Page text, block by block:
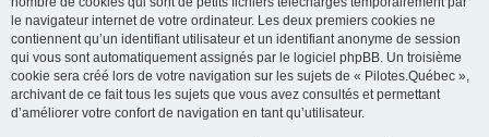
le navigateur internet de votre ordinateur. Les deux premiers cookies ne
contiennent qu’un identifiant utilisateur et un identifiant anonyme de session
qui vous sont automatiquement assignés par le logiciel phpBB. Un troisième
cookie sera créé lors de votre navigation sur les sujets de « Pilotes.Québec »,
archivant de ce fait tous les sujets que vous avez consultés et permettant
d’améliorer votre confort de navigation en tant qu’utilisateur.